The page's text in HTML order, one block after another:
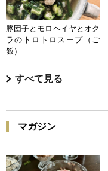
豚団子とモロヘイヤとオク
ラのトロトロスープ（ご
飯）
すべて見る
マガジン